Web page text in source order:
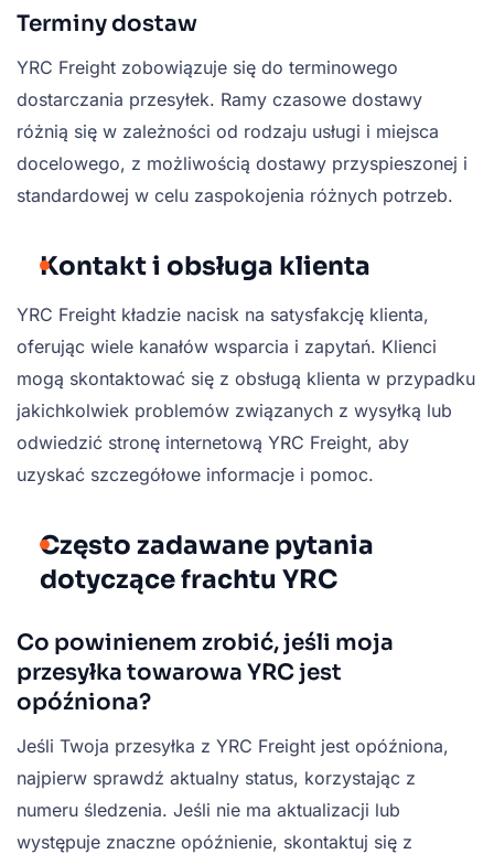
Terminy dostaw
YRC Freight zobowiązuje się do terminowego
dostarczania przesyłek. Ramy czasowe dostawy
różnią się w zależności od rodzaju usługi i miejsca
docelowego, z możliwością dostawy przyspieszonej i
standardowej w celu zaspokojenia różnych potrzeb.
Kontakt i obsługa klienta
YRC Freight kładzie nacisk na satysfakcję klienta,
oferując wiele kanałów wsparcia i zapytań. Klienci
mogą skontaktować się z obsługą klienta w przypadku
jakichkolwiek problemów związanych z wysyłką lub
odwiedzić stronę internetową YRC Freight, aby
uzyskać szczegółowe informacje i pomoc.
Często zadawane pytania
dotyczące frachtu YRC
Co powinienem zrobić, jeśli moja
przesyłka towarowa YRC jest
opóźniona?
Jeśli Twoja przesyłka z YRC Freight jest opóźniona,
najpierw sprawdź aktualny status, korzystając z
numeru śledzenia. Jeśli nie ma aktualizacji lub
występuje znaczne opóźnienie, skontaktuj się z